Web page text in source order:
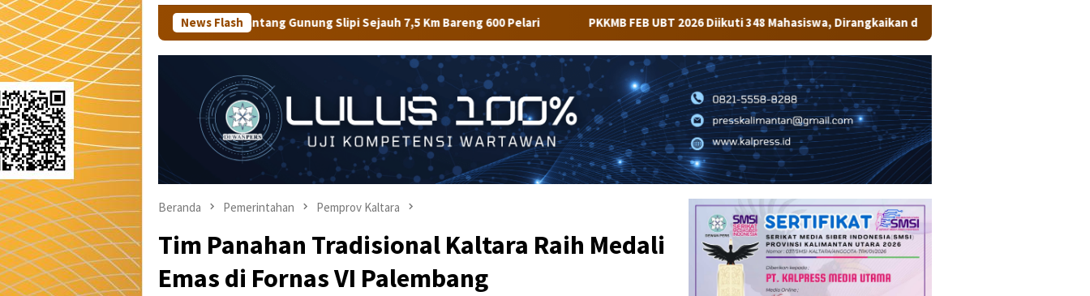
News Flash
Jajal Trek Menantang Gunung Slipi Sejauh 7,5 Km Bareng 600 Pelari PKKMB FEB UBT 2026 Diikuti 348 Mahasiswa, Dirangkaikan dengan Penanaman Pohon
Beranda Pemerintahan Pemprov Kaltara
Tim Panahan Tradisional Kaltara Raih Medali
Emas di Fornas VI Palembang